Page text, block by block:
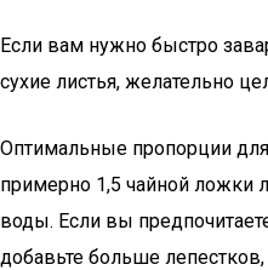
Если вам нужно быстро
сухие листья, желательно
Оптимальные пропорции
примерно 1,5 чайной ложки
воды. Если вы
добавьте больше